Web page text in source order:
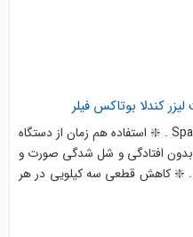
کندلا بوتاکس فیلر
❇️ تزریق جدیدترین آمپول لاغری Spartina . ❇️ استفاده هم زمان از دستگاه
افتادگی و شل شدگی صورت و
کاهش قطعی سه کیلویی در هر